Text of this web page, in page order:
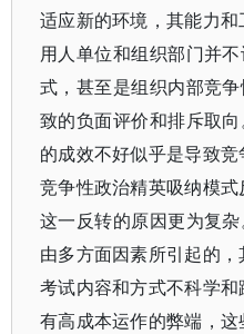
适应新的环境，其能力
用人单位和组织部门并
式，甚至是组织内部竞
致的负面评价和排斥取
的成效不好似乎是导致
竞争性政治精英吸纳模
这一反转的原因更为复
由多方面因素所引起的，
考试内容和方式不科学
有高成本运作的弊端，